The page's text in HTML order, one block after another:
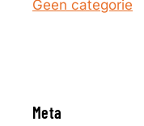
Geen categorie
Meta